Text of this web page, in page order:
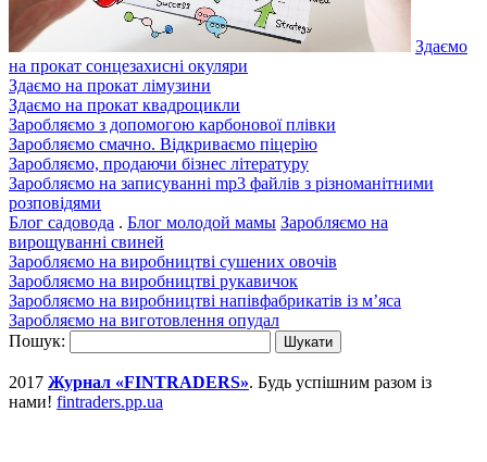
Здаємо
на прокат сонцезахисні окуляри
Здаємо на прокат лімузини
Здаємо на прокат квадроцикли
Заробляємо з допомогою карбонової плівки
Заробляємо смачно. Відкриваємо піцерію
Заробляємо, продаючи бізнес літературу
Заробляємо на записуванні mp3 файлів з різноманітними
розповідями
Блог садовода . Блог молодой мамы Заробляємо на
вирощуванні свиней
Заробляємо на виробництві сушених овочів
Заробляємо на виробництві рукавичок
Заробляємо на виробництві напівфабрикатів із м’яса
Заробляємо на виготовлення опудал
Пошук:
2017 Журнал «FINTRADERS». Будь успішним разом із
нами! fintraders.pp.ua